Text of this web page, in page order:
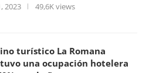
2023 49,6K views
turístico La Romana
una ocupación hotelera